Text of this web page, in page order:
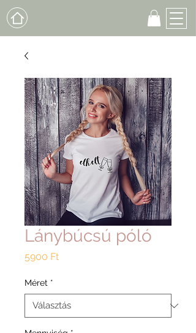
Lánybúcsú póló
5900 FtÁr
Méret *